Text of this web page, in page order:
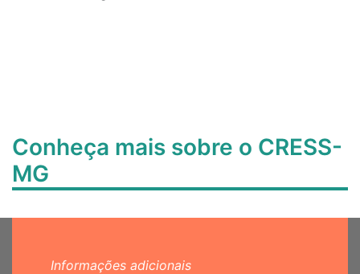
Conheça mais sobre o CRESS-
MG
Informações adicionais